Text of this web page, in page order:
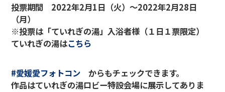
投票期間 2022年2月1日（火）～2022年2月28日
（月）
※投票は「ていれぎの湯」入浴者様（１日１票限定）
ていれぎの湯はこちら
#愛媛愛フォトコン からもチェックできます。
作品はていれぎの湯ロビー特設会場に展示してありま